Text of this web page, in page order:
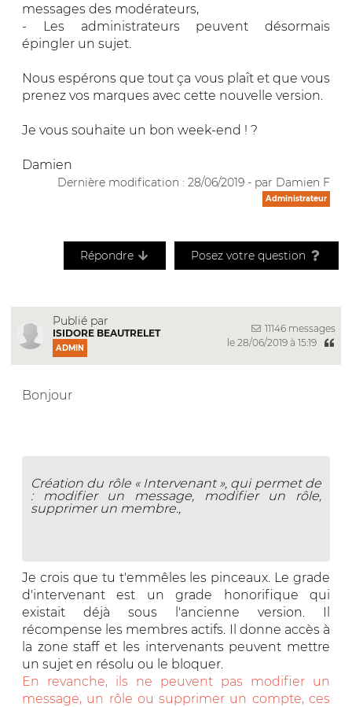
messages des modérateurs,
- Les administrateurs peuvent désormais
épingler un sujet.
Nous espérons que tout ça vous plaît et que vous
prenez vos marques avec cette nouvelle version.
Je vous souhaite un bon week-end ! ?
Damien
Dernière modification : 28/06/2019 - par Damien F
Administrateur
Répondre Posez votre question
Publié par
ISIDORE BEAUTRELET
ADMIN
11146 messages
le 28/06/2019 à 15:19
Bonjour
Création du rôle « Intervenant », qui permet de
: modifier un message, modifier un rôle,
supprimer un membre.,
Je crois que tu t'emmêles les pinceaux. Le grade
d'intervenant est un grade honorifique qui
existait déjà sous l'ancienne version. Il
récompense les membres actifs. Il donne accès à
la zone staff et les intervenants peuvent mettre
un sujet en résolu ou le bloquer.
En revanche, ils ne peuvent pas modifier un
message, un rôle ou supprimer un compte, ces